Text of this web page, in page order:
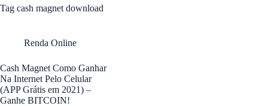
Tag cash magnet download
Renda Online
Cash Magnet Como Ganhar
Na Internet Pelo Celular
(APP Grátis em 2021) –
Ganhe BITCOIN!